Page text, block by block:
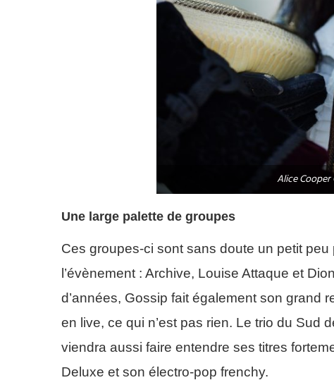
Alice
Une large palette de groupes
Ces groupes-ci sont sans doute un petit
l’évènement : Archive, Louise Attaque et
d’années, Gossip fait également son grand
en live, ce qui n’est pas rien. Le trio du Sud
viendra aussi faire entendre ses titres
Deluxe et son électro-pop frenchy.